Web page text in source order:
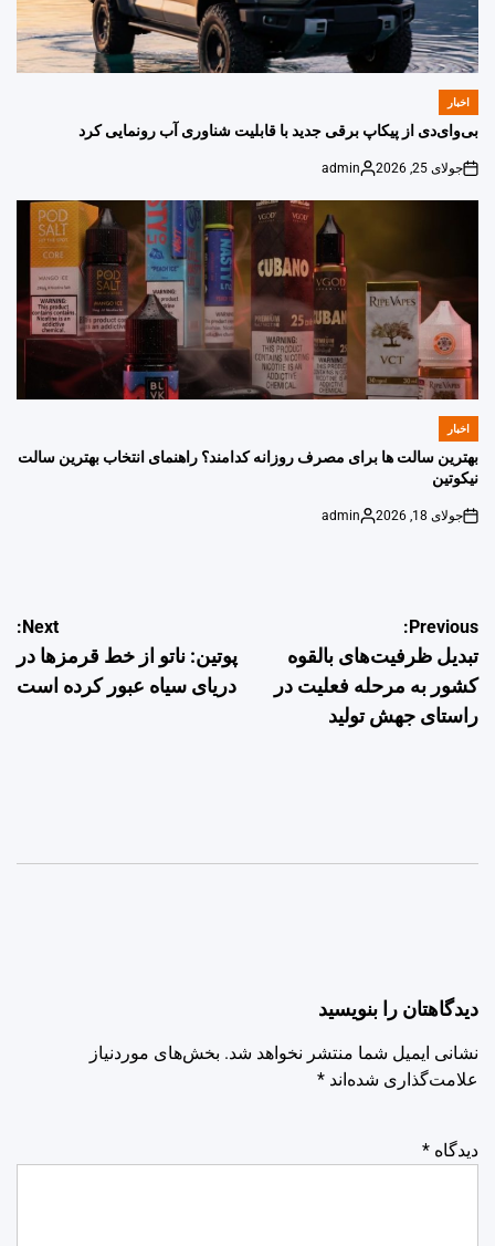
POSTED
اخبار
بی‌وای‌دی از پیکاپ برقی جدید با قابلیت شناوری آب رونمایی کرد
on
جولای 25, 2026
Posted
admin
POSTED
اخبار
بهترین سالت ها برای مصرف روزانه کدامند؟ راهنمای انتخاب بهترین سالت
نیکوتین
on
جولای 18, 2026
Posted
admin
راهبری
نوشته
Previous:
تبدیل ظرفیت‌های بالقوه
کشور به مرحله فعلیت در
راستای جهش تولید
Next:
پوتین: ناتو از خط قرمزها در
دریای سیاه عبور کرده است
دیدگاهتان را بنویسید
نشانی ایمیل شما منتشر نخواهد شد. بخش‌های موردنیاز
علامت‌گذاری شده‌اند *
دیدگاه *